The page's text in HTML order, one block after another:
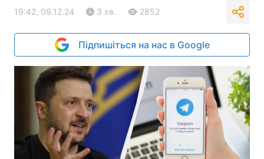
19:42, 09.12.24 3 хв. 2852
Підпишіться на нас в Google